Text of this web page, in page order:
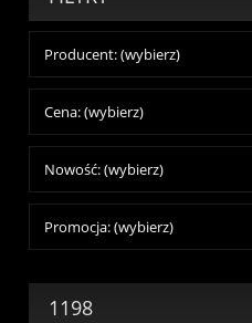
Producent: (wybierz)
Cena: (wybierz)
Nowość: (wybierz)
Promocja: (wybierz)
1198